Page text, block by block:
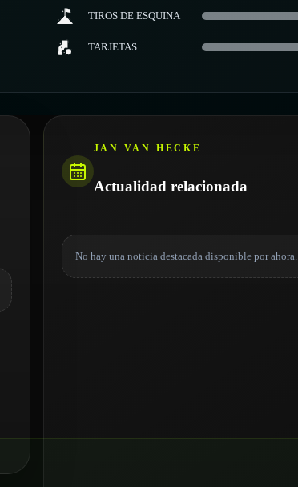
TIROS DE ESQUINA
TARJETAS
JAN VAN HECKE
Actualidad relacionada
No hay una noticia destacada disponible por ahora.